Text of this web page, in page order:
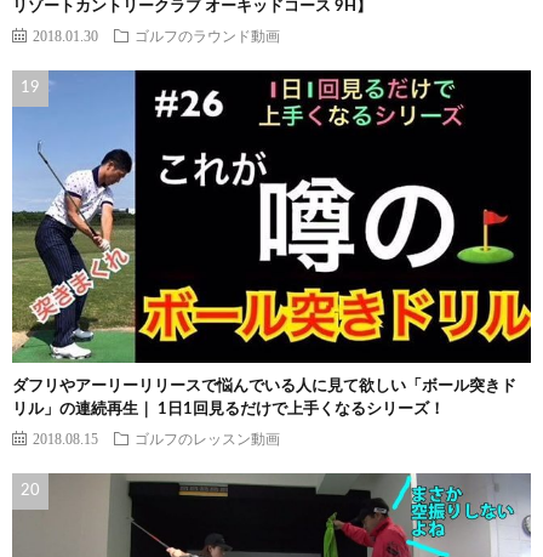
リゾートカントリークラブ オーキッドコース 9H】
2018.01.30 ゴルフのラウンド動画
ダフリやアーリーリリースで悩んでいる人に見て欲しい「ボール突きド
リル」の連続再生｜ 1日1回見るだけで上手くなるシリーズ！
2018.08.15 ゴルフのレッスン動画